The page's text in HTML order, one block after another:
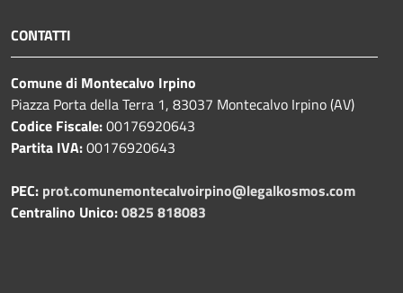
CONTATTI
Comune di Montecalvo Irpino
Piazza Porta della Terra 1, 83037 Montecalvo Irpino (AV)
Codice Fiscale:00176920643
Partita IVA:00176920643
PEC: prot.comunemontecalvoirpino@legalkosmos.com
Centralino Unico:0825 818083